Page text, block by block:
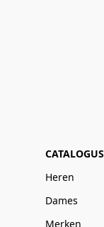
CATALOGUS
Heren
Dames
Merken